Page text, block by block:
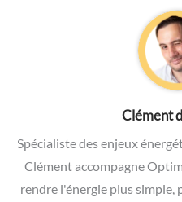
Clément
Spécialiste des enjeux
Clément accompagne
rendre l'énergie plus simple,